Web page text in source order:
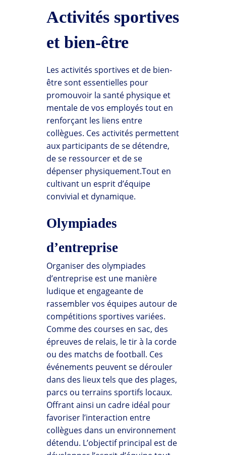
Activités sportives
et bien-être
Les activités sportives et de bien-
être sont essentielles pour
promouvoir la santé physique et
mentale de vos employés tout en
renforçant les liens entre
collègues. Ces activités permettent
aux participants de se détendre,
de se ressourcer et de se
dépenser physiquement.Tout en
cultivant un esprit d’équipe
convivial et dynamique.
Olympiades
d’entreprise
Organiser des olympiades
d’entreprise est une manière
ludique et engageante de
rassembler vos équipes autour de
compétitions sportives variées.
Comme des courses en sac, des
épreuves de relais, le tir à la corde
ou des matchs de football. Ces
événements peuvent se dérouler
dans des lieux tels que des plages,
parcs ou terrains sportifs locaux.
Offrant ainsi un cadre idéal pour
favoriser l’interaction entre
collègues dans un environnement
détendu. L’objectif principal est de